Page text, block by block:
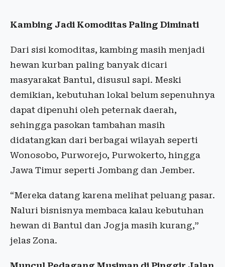
Kambing Jadi Komoditas Paling Diminati
Dari sisi komoditas, kambing masih menjadi
hewan kurban paling banyak dicari
masyarakat Bantul, disusul sapi. Meski
demikian, kebutuhan lokal belum sepenuhnya
dapat dipenuhi oleh peternak daerah,
sehingga pasokan tambahan masih
didatangkan dari berbagai wilayah seperti
Wonosobo, Purworejo, Purwokerto, hingga
Jawa Timur seperti Jombang dan Jember.
“Mereka datang karena melihat peluang pasar.
Naluri bisnisnya membaca kalau kebutuhan
hewan di Bantul dan Jogja masih kurang,”
jelas Zona.